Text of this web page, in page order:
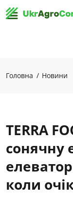
Головна Новини
TERRA
сонячну
коли